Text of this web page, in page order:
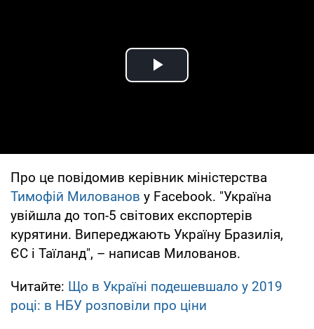
Play Video
Про це повідомив керівник міністерства
Тимофій Милованов у Facebook. "Україна
увійшла до топ-5 світових експортерів
курятини. Випереджають Україну Бразилія,
ЄС і Таїланд", – написав Милованов.
Читайте: Що в Україні подешевшало у 2019
році: в НБУ розповіли про ціни